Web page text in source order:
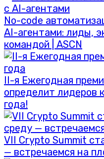
No-code
AI-агентами: лиды,
командой | ASCN
II-я Ежегодная
определит лидеров
года!
VII Crypto Summit
— встречаемся на